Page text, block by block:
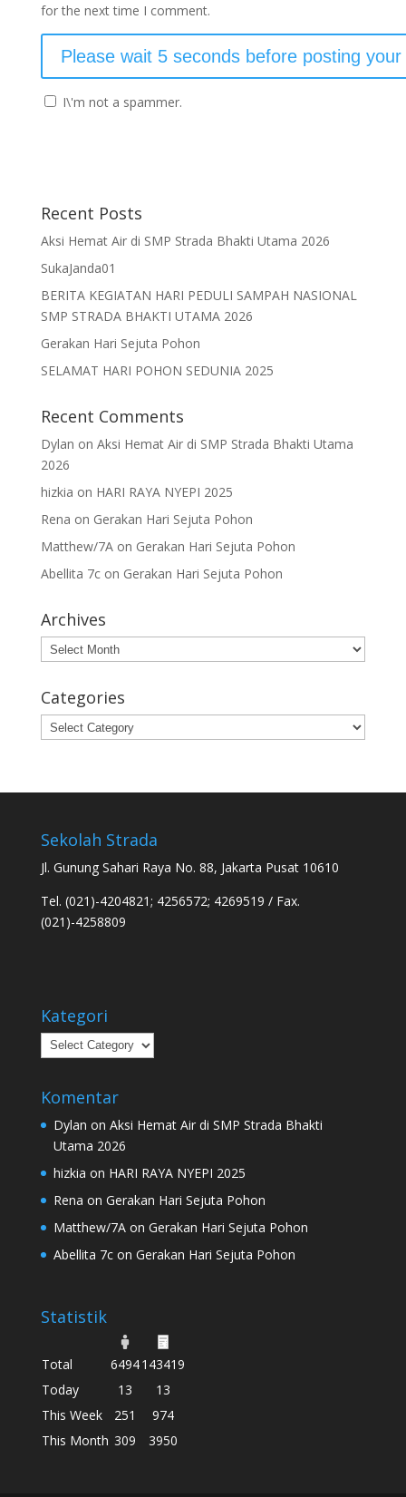
for the next time I comment.
I\'m not a spammer.
Recent Posts
Aksi Hemat Air di SMP Strada Bhakti Utama 2026
SukaJanda01
BERITA KEGIATAN HARI PEDULI SAMPAH NASIONAL
SMP STRADA BHAKTI UTAMA 2026
Gerakan Hari Sejuta Pohon
SELAMAT HARI POHON SEDUNIA 2025
Recent Comments
Dylan on Aksi Hemat Air di SMP Strada Bhakti Utama
2026
hizkia on HARI RAYA NYEPI 2025
Rena on Gerakan Hari Sejuta Pohon
Matthew/7Aon Gerakan Hari Sejuta Pohon
Abellita 7con Gerakan Hari Sejuta Pohon
Archives
Archives
Categories
Categories
Sekolah Strada
Jl. Gunung Sahari Raya No. 88, Jakarta Pusat 10610
Tel. (021)-4204821; 4256572; 4269519 / Fax.
(021)-4258809
Kategori
Kategori
Komentar
Dylan on Aksi Hemat Air di SMP Strada Bhakti
Utama 2026
hizkia on HARI RAYA NYEPI 2025
Rena on Gerakan Hari Sejuta Pohon
Matthew/7Aon Gerakan Hari Sejuta Pohon
Abellita 7con Gerakan Hari Sejuta Pohon
Statistik
Total 6494143419
Today
13
13
This Week
251
974
This Month 309 3950